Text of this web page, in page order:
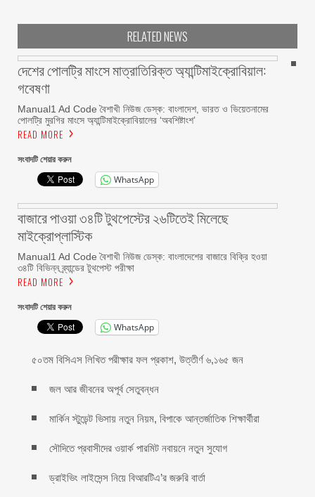
RELATED NEWS
দেশের পোলট্রি মাংসে মাত্রাতিরিক্ত অ্যান্টিমাইক্রোবিয়াল:
গবেষণা
Manual1 Ad Code বৈশাখী নিউজ ডেস্ক: বাংলাদেশ, ভারত ও ভিয়েতনামের
পোলট্রি মুরগির মাংসে অ্যান্টিমাইক্রোবিয়ালের ‘অবশিষ্টাংশ’
READ MORE
সংবাদটি শেয়ার করুন
WhatsApp
বাজারে পাওয়া ৩৪টি টুথপেস্টের ২৬টিতেই মিলেছে
মাইক্রোপ্লাস্টিক
Manual1 Ad Code বৈশাখী নিউজ ডেস্ক: বাংলাদেশের বাজারে বিক্রি হওয়া
৩৪টি বিভিন্ন ব্র্যান্ডের টুথপেস্ট পরীক্ষা
READ MORE
সংবাদটি শেয়ার করুন
WhatsApp
৫০তম বিসিএস লিখিত পরীক্ষার ফল প্রকাশ, উত্তীর্ণ ৬,১৬৫ জন
জল আর জীবনের অপূর্ব সেতুবন্ধন
মার্কিন স্টুডেন্ট ভিসায় নতুন নিয়ম, বিপাকে আন্তর্জাতিক শিক্ষার্থীরা
সৌদিতে প্রবাসীদের ওয়ার্ক পারমিট নবায়নে নতুন সুযোগ
ড্রাইভিং লাইসেন্স নিয়ে বিআরটিএ’র জরুরি বার্তা